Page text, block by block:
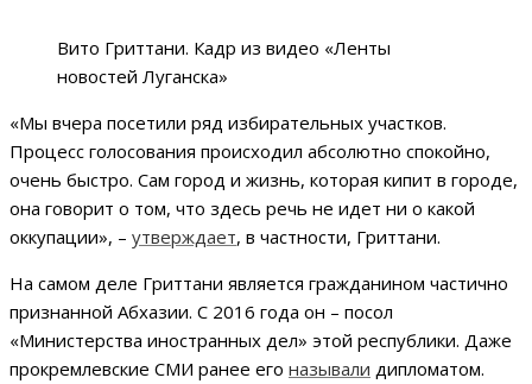
Вито Гриттани. Кадр из видео «Ленты
новостей Луганска»
«Мы вчера посетили ряд избирательных участков.
Процесс голосования происходил абсолютно спокойно,
очень быстро. Сам город и жизнь, которая кипит в городе,
она говорит о том, что здесь речь не идет ни о какой
оккупации», – утверждает, в частности, Гриттани.
На самом деле Гриттани является гражданином частично
признанной Абхазии. С 2016 года он – посол
«Министерства иностранных дел» этой республики. Даже
прокремлевские СМИ ранее его называли дипломатом.